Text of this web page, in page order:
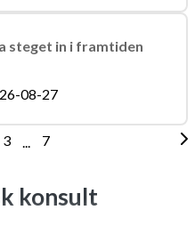
steget in i framtiden
08-27
3 ... 7
konsult